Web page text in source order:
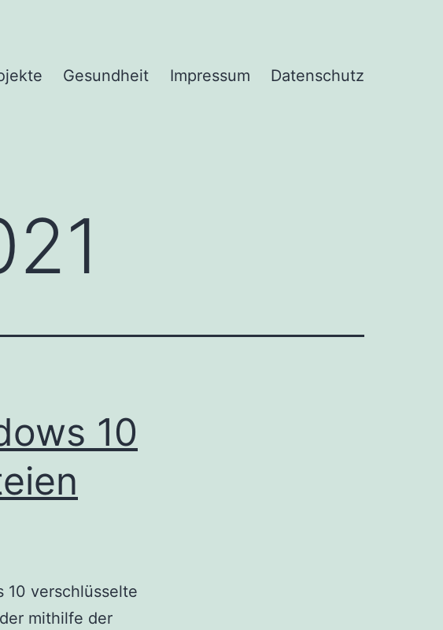
Gesundheit Impressum Datenschutz
10
10 verschlüsselte
mithilfe der